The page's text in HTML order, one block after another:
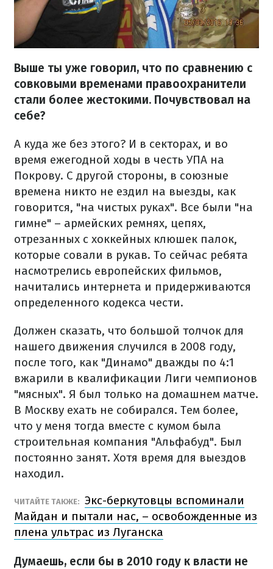
Выше ты уже говорил, что по сравнению с
совковыми временами правоохранители
стали более жестокими. Почувствовал на
себе?
А куда же без этого? И в секторах, и во
время ежегодной ходы в честь УПА на
Покрову. С другой стороны, в союзные
времена никто не ездил на выезды, как
говорится, "на чистых руках". Все были "на
гимне" – армейских ремнях, цепях,
отрезанных с хоккейных клюшек палок,
которые совали в рукав. То сейчас ребята
насмотрелись европейских фильмов,
начитались интернета и придерживаются
определенного кодекса чести.
Должен сказать, что большой толчок для
нашего движения случился в 2008 году,
после того, как "Динамо" дважды по 4:1
вжарили в квалификации Лиги чемпионов
"мясных". Я был только на домашнем матче.
В Москву ехать не собирался. Тем более,
что у меня тогда вместе с кумом была
строительная компания "Альфабуд". Был
постоянно занят. Хотя время для выездов
находил.
ЧИТАЙТЕ ТАКЖЕ: Экс-беркутовцы вспоминали
Майдан и пытали нас, – освобожденные из
плена ультрас из Луганска
Думаешь, если бы в 2010 году к власти не